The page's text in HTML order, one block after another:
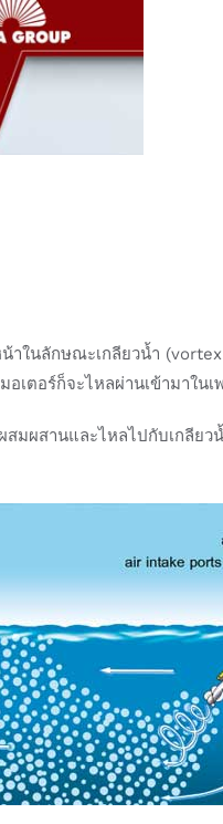
ในลักษณะเกลียวน้ำ
เตอร์ก็จะไหลผ่านเข้ามาใน
มผสานและไหลไปกับเกลี